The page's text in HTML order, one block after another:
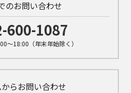
のお問い合わせ
600-1087
～18:00（年末年始除く）
らお問い合わせ